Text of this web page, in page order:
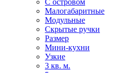
С островом
Малогабаритные
Модульные
Скрытые ручки
Размер
Мини-кухни
Узкие
3 кв. м.